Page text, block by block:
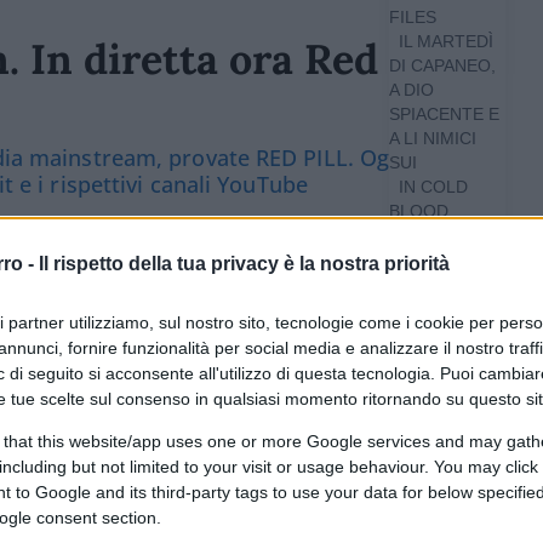
- Il rispetto della tua privacy è la nostra priorità
partner utilizziamo, sul nostro sito, tecnologie come i cookie per
fornire funzionalità per social media e analizzare il nostro
di seguito si acconsente all'utilizzo di questa tecnologia. Puoi
tue scelte sul consenso in qualsiasi momento ritornando su questo
this website/app uses one or more Google services and may
but not limited to your visit or usage behaviour. You may
to Google and its third-party tags to use your data for below
consent section.
FILES
IL MARTEDÌ
DI CAPANEO,
A DIO
SPIACENTE E
A LI NIMICI
SUI
IN COLD
BLOOD
FACCIA DEL
POLITICA
O,
AMERICA!
POLITICS
THATCHER
SOVRANISTA
In diretta ora Red Pill
mainstream, provate RED PILL. Ogni giovedì
e i rispettivi canali YouTube
su Google CLICCA QUI